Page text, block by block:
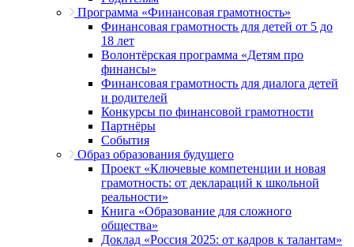
Программа «Финансовая грамотность»
Финансовая грамотность для детей от 5 до
18 лет
Волонтёрская программа «Детям про
финансы»
Финансовая грамотность для диалога детей
и родителей
Конкурсы по финансовой грамотности
Партнёры
События
Образ образования будущего
Проект «Ключевые компетенции и новая
грамотность: от деклараций к школьной
реальности»
Книга «Образование для сложного
общества»
Доклад «Россия 2025: от кадров к талантам»